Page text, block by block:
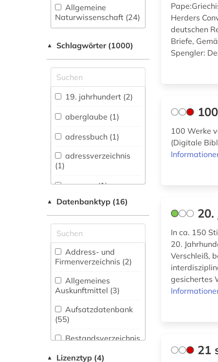
Allgemeine
Naturwissenschaft (24)
fachübergreifende
Allgemeine und
vergleichende Sprach-
und
Literaturwissenschaft.
Indogermanistik.
Außereuropäische
Sprachen und
Literaturen (808)
Anglistik.
Amerikanistik (211)
Vermessungswesen
(30)
Asienkunde (32)
Bavarica (3)
Biotechnologie (29)
Bibliothekswesen,
(48)
▲ Schlagwörter (1000)
19. jahrhundert (2)
aberglaube (1)
adressbuch (1)
adressverzeichnis
(1)
aesopus (1)
african diaspora (1)
african studies (2)
african women (1)
afrika (7)
afrikaforschung (2)
afrikanistik (2)
afrikastudien (2)
afrikawissenschaften
▲ Datenbanktyp (16)
Address- und
Firmenverzeichnis (2)
Allgemeines
Auskunftmittel (3)
Aufsatzdatenbank
(55)
Bestandsverzeichnis
▲ Lizenztyp (4)
Herders
deutschen
Briefe,
Spengler:
100 Werke
(Digitale
In ca. 150
20.
Verschleiß,
gesichertes
21